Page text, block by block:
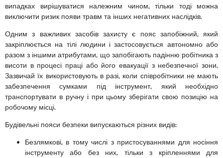
випадках вирішуватися належним чином, тільки тоді можна
виключити ризик появи травм та інших негативних наслідків.
Одним з важливих засобів захисту є пояс запобіжний, який
закріплюється на тілі людини і застосовується автономно або
разом з іншими атрибутами, що запобігають падінню робітника з
висоти в процесі праці або його евакуації з небезпечної зони.
Зазвичай їх використовують в разі, коли співробітники не мають
забезпечення сумками під інструмент, який необхідно
транспортувати в ручну і при цьому зберігати свою позицію на
робочому місці.
Будівельні пояси безпеки випускаються різних видів:
Безлямкові, в тому числі з пристосуваннями для носіння
інструменту або без них, тільки з кріпленнями для